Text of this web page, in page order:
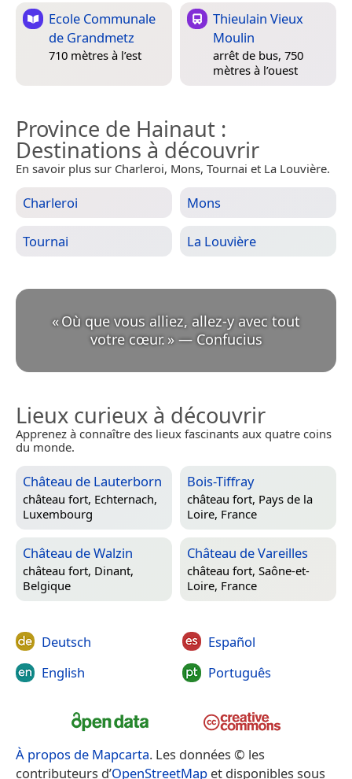
Ecole Communale
de Grandmetz
710 mètres à l’est
Thieulain Vieux
Moulin
arrêt de bus, 750
mètres à l’ouest
Province de Hainaut :
Destinations à découvrir
En savoir plus sur Charleroi, Mons, Tournai et La Louvière.
Charleroi Mons
Tournai La Louvière
«Où que vous alliez, allez-y avec tout
votre cœur. » — Confucius
Lieux curieux à découvrir
Apprenez à connaître des lieux fascinants aux quatre coins
du monde.
Château de Lauterborn
château fort, Echternach,
Luxembourg
Bois-Tiffray
château fort, Pays de la
Loire, France
Château de Walzin
château fort, Dinant,
Belgique
Château de Vareilles
château fort, Saône-et-
Loire, France
Deutsch
English
Español
Português
À propos de Mapcarta. Les données © les
contributeurs d’OpenStreetMap et disponibles sous